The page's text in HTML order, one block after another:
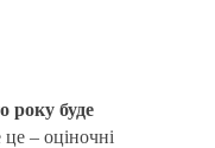
року буде
– оціночні